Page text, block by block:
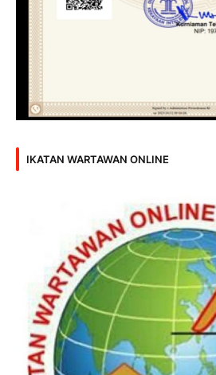
IKATAN WARTAWAN ONLINE